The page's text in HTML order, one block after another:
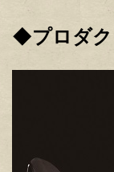
◆プロダク